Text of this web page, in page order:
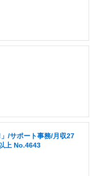
/サポート事務/月収27
上 No.4643